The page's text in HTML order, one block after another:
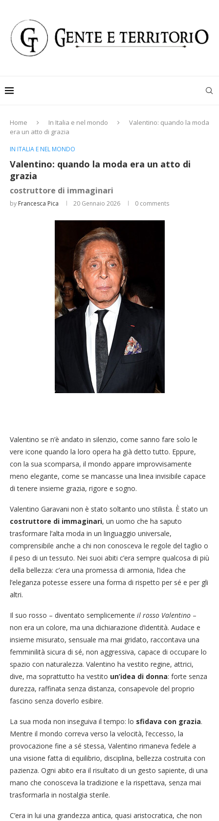
Home In Italia e nel mondo
Valentino: quando la moda
era un atto di grazia
IN ITALIA E NEL MONDO
Valentino: quando la moda era un atto di
grazia
costruttore di immaginari
by Francesca Pica 20 Gennaio 2026 0 comments
Valentino se n’è andato in silenzio, come sanno fare solo le
vere icone quando la loro opera ha già detto tutto. Eppure,
con la sua scomparsa, il mondo appare improvvisamente
meno elegante, come se mancasse una linea invisibile capace
di tenere insieme grazia, rigore e sogno.
Valentino Garavani non è stato soltanto uno stilista. È stato un
costruttore di immaginari, un uomo che ha saputo
trasformare l’alta moda in un linguaggio universale,
comprensibile anche a chi non conosceva le regole del taglio o
il peso di un tessuto. Nei suoi abiti c’era sempre qualcosa di più
della bellezza: c’era una promessa di armonia, l’idea che
l’eleganza potesse essere una forma di rispetto per sé e per gli
altri.
Il suo rosso – diventato semplicemente il rosso Valentino –
non era un colore, ma una dichiarazione d’identità. Audace e
insieme misurato, sensuale ma mai gridato, raccontava una
femminilità sicura di sé, non aggressiva, capace di occupare lo
spazio con naturalezza. Valentino ha vestito regine, attrici,
dive, ma soprattutto ha vestito un’idea di donna: forte senza
durezza, raffinata senza distanza, consapevole del proprio
fascino senza doverlo esibire.
La sua moda non inseguiva il tempo: lo sfidava con grazia.
Mentre il mondo correva verso la velocità, l’eccesso, la
provocazione fine a sé stessa, Valentino rimaneva fedele a
una visione fatta di equilibrio, disciplina, bellezza costruita con
pazienza. Ogni abito era il risultato di un gesto sapiente, di una
mano che conosceva la tradizione e la rispettava, senza mai
trasformarla in nostalgia sterile.
C’era in lui una grandezza antica, quasi aristocratica, che non